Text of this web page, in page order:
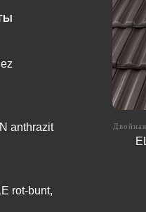
anthrazit
rot-bunt,